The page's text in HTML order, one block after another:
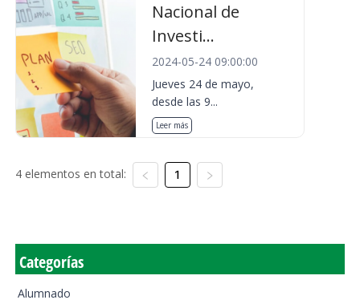
Nacional de
Investi...
2024-05-24 09:00:00
Jueves 24 de mayo,
desde las 9...
Leer más
4 elementos en total: 1
Categorías
Alumnado